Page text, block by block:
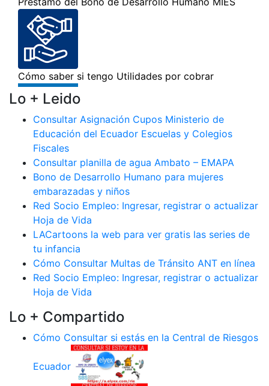
Lo + Leido
Consultar Asignación Cupos Ministerio de
Educación del Ecuador Escuelas y Colegios
Fiscales
Consultar planilla de agua Ambato – EMAPA
Bono de Desarrollo Humano para mujeres
embarazadas y niños
Red Socio Empleo: Ingresar, registrar o actualizar
Hoja de Vida
LACartoons la web para ver gratis las series de
tu infancia
Cómo Consultar Multas de Tránsito ANT en línea
Red Socio Empleo: Ingresar, registrar o actualizar
Hoja de Vida
Lo + Compartido
Cómo Consultar si estás en la Central de Riesgos
Ecuador